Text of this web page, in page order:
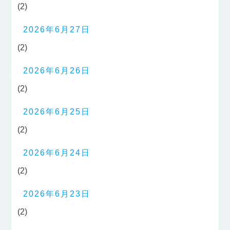
(2)
2026年6月27日
(2)
2026年6月26日
(2)
2026年6月25日
(2)
2026年6月24日
(2)
2026年6月23日
(2)